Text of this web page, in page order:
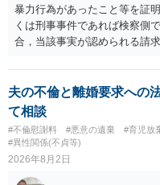
暴力行為があったこと等を証
くは刑事事件であれば検察側
合，当該事実が認められる請
夫の不倫と離婚要求への
て相談
#不倫慰謝料 #悪意の遺棄 #育児放
#異性関係(不貞等)
2026年8月2日